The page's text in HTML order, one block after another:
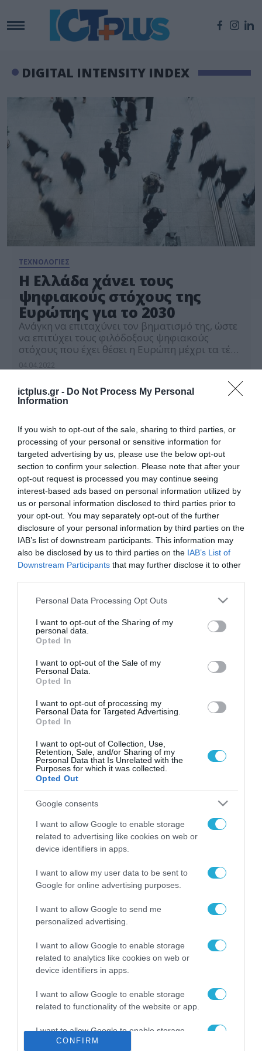
ictplus.gr - Do Not Process My Personal
Information
If you wish to opt-out of the sale, sharing to third parties, or
processing of your personal or sensitive information for
targeted advertising by us, please use the below opt-out
section to confirm your selection. Please note that after your
opt-out request is processed you may continue seeing
interest-based ads based on personal information utilized by
us or personal information disclosed to third parties prior to
your opt-out. You may separately opt-out of the further
disclosure of your personal information by third parties on the
IAB’s list of downstream participants. This information may
also be disclosed by us to third parties on the IAB’s List of
Downstream Participants that may further disclose it to other
Please note that this website/app uses one or more Google
not limited to your visit or usage behaviour. You may click to
grant or deny consent to Google and its third-party tags to
use your data for below specified purposes in below Google
consent section.
Personal Data Processing Opt Outs
I want to opt-out of the Sharing of my
personal data.
Opted In
I want to opt-out of the Sale of my
Personal Data.
Opted In
I want to opt-out of processing my
Personal Data for Targeted Advertising.
Opted In
I want to opt-out of Collection, Use,
Retention, Sale, and/or Sharing of my
Personal Data that Is Unrelated with the
Purposes for which it was collected.
Opted Out
Google consents
I want to allow Google to enable storage
related to advertising like cookies on web or
device identifiers in apps.
I want to allow my user data to be sent to
Google for online advertising purposes.
I want to allow Google to send me
personalized advertising.
I want to allow Google to enable storage
related to analytics like cookies on web or
device identifiers in apps.
I want to allow Google to enable storage
related to functionality of the website or app.
I want to allow Google to enable storage
related to personalization.
CONFIRM
DIGITAL INTENSITY INDEX
ΤΕΧΝΟΛΟΓΙΕΣ
Η Ελλάδα χάνει τους
ψηφιακούς στόχους της
Ευρώπης για το 2030
Ανάγκη να επιταχύνει τον βηματισμό της, ώστε
να επιτύχει τους φιλόδοξους ψηφιακούς
στόχους που έχει θέσει η Ευρώπη μέχρι τα τέλη
παραμένει ουραγός της ευρωπαϊκής κούρσας
για ψηφιοποίηση της οικονομίας, της Πολιτείας
και της κοινωνίας, ειδικά σε κάποια πεδία. Για
παράδειγμα, η Ελλάδα έχει χαμηλές επιδόσεις
ΡΟΗ ΕΙΔΗΣΕΩΝ
Το χρηματοδοτούμενο
από την ΕΕ έργο “The
Gaming Police”
ενισχύει την ασφάλεια
των παιδιών στο
31.07.2026
ΑΑΔΕ: Διευκρινίσεις
για τα πρόστιμα σε
παραβάσεις που
31.07.2026
Τεχνητή Νοημοσύνη
δεν είναι απλώς μια
νέα τεχνολογία, είναι
επανάσταση»
31.07.2026
Νέος οδηγός του ΕΚΤ
για τη χρηματοδότηση
των ελληνικών
επιχειρήσεων στον
χώρο της άμυνας